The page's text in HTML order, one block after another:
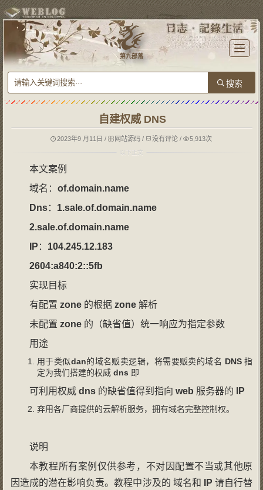
T
o
l
e
n
第九部落
自建权威 DNS
2023年9 月11日/ 网站源码 / 没有评论 / 5,913次
本文案例
域名： of.domain.name
Dns： 1.sale.of.domain.name
2.sale.of.domain.name
IP ： 104.245.12.183
2604:a840:2::5fb
实现目标
有配置 zone 的根据 zone 解析
未配置 zone 的（缺省值）统一响应为指定参数
用途
用于类似dan的域名贩卖逻辑，将需要贩卖的域名 DNS 指
定为我们搭建的权威 dns 即
可利用权威 dns 的缺省值得到指向 web 服务器的 IP
弃用各厂商提供的云解析服务，拥有域名完整控制权。
说明
本教程所有案例仅供参考，不对因配置不当或其他原
因造成的潜在影响负责。教程中涉及的 域名和
IP 请自行替